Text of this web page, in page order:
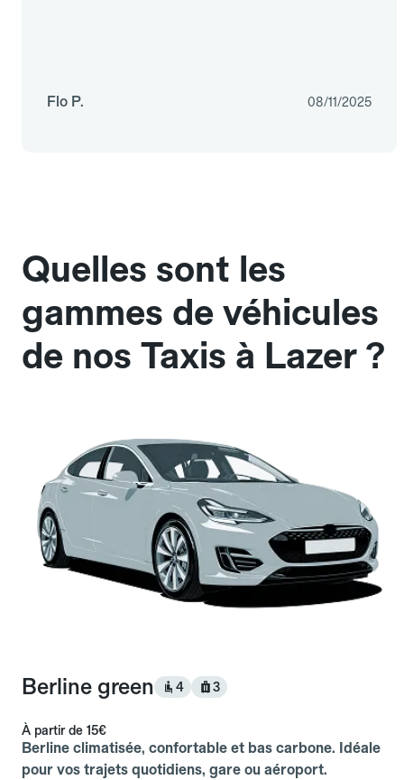
Flo P. 08/11/2025
Quelles sont les
gammes de véhicules
de nos Taxis à Lazer ?
Berline green 4 3
À partir de 15€
Berline climatisée, confortable et bas carbone. Idéale
pour vos trajets quotidiens, gare ou aéroport.